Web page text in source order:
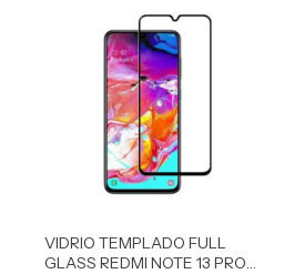
VIDRIO TEMPLADO FULL
GLASS REDMI NOTE 13 PRO